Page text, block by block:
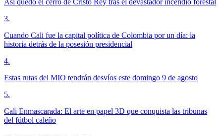
3.
Cuando Cali fue la capital política de Colombia por un día: la
historia detrás de la posesión presidencial
4.
Estas rutas del MIO tendrán desvíos este domingo 9 de agosto
5.
Cali Enmascarada: El arte en papel 3D que conquista las tribunas
del fútbol caleño